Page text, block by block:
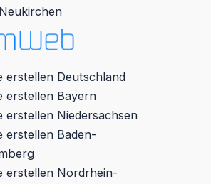
erstellen Deutschland
erstellen Bayern
erstellen Niedersachsen
erstellen Baden-
erstellen Nordrhein-